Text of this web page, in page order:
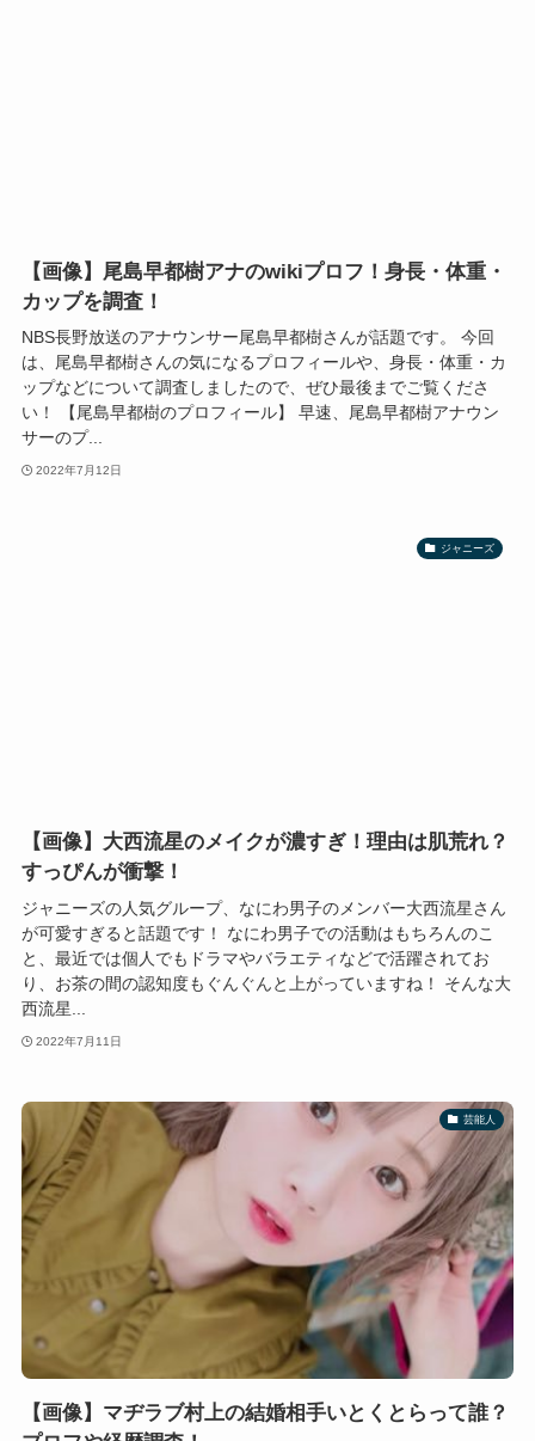
【画像】尾島早都樹アナのwikiプロフ！身長・体重・
カップを調査！
NBS長野放送のアナウンサー尾島早都樹さんが話題です。 今回
は、尾島早都樹さんの気になるプロフィールや、身長・体重・カ
ップなどについて調査しましたので、ぜひ最後までご覧くださ
い！ 【尾島早都樹のプロフィール】 早速、尾島早都樹アナウン
サーのプ...
2022年7月12日
ジャニーズ
【画像】大西流星のメイクが濃すぎ！理由は肌荒れ？
すっぴんが衝撃！
ジャニーズの人気グループ、なにわ男子のメンバー大西流星さん
が可愛すぎると話題です！ なにわ男子での活動はもちろんのこ
と、最近では個人でもドラマやバラエティなどで活躍されてお
り、お茶の間の認知度もぐんぐんと上がっていますね！ そんな大
西流星...
2022年7月11日
芸能人
【画像】マヂラブ村上の結婚相手いとくとらって誰？